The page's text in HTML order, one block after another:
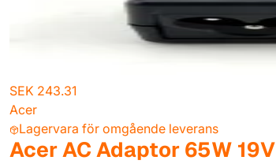
SEK 243.31
Acer
Lagervara för omgående leverans
Acer AC Adaptor 65W 19V